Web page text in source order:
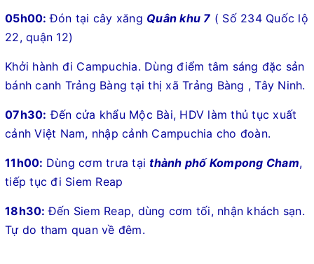
05h00:Đón tại cây xăng Quân khu 7 ( Số 234 Quốc lộ
22, quận 12)
Khởi hành đi Campuchia. Dùng điểm tâm sáng đặc sản
bánh canh Trảng Bàng tại thị xã Trảng Bàng , Tây Ninh.
07h30: Đến cửa khẩu Mộc Bài, HDV làm thủ tục xuất
cảnh Việt Nam, nhập cảnh Campuchia cho đoàn.
11h00: Dùng cơm trưa tạithành phố Kompong Cham,
tiếp tục đi Siem Reap
18h30:Đến Siem Reap, dùng cơm tối, nhận khách sạn.
Tự do tham quan về đêm.